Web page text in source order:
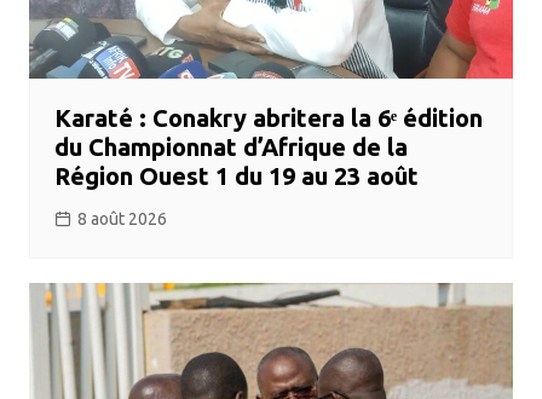
Karaté : Conakry abritera la 6ᵉ édition
du Championnat d’Afrique de la
Région Ouest 1 du 19 au 23 août
8 août 2026